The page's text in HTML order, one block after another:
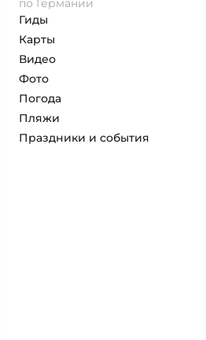
по Германии
Гиды
Карты
Видео
Фото
Погода
Пляжи
Праздники и события